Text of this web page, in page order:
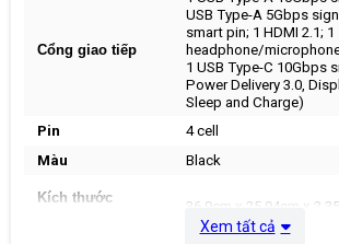
Cổng giao tiếp
USB Type-A 5Gbps
smart pin; 1 HDMI 2.1; 1
headphone/
1 USB Type-C 10Gbps
Power Delivery 3.0,
Sleep and Charge)
Pin
4 cell
Màu
Black
Kích thước
36.9cm x 25.94cm x
Xem tất cả